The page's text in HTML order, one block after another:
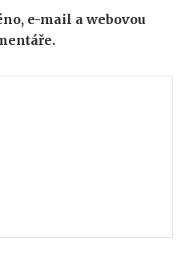
e-mail a webovou